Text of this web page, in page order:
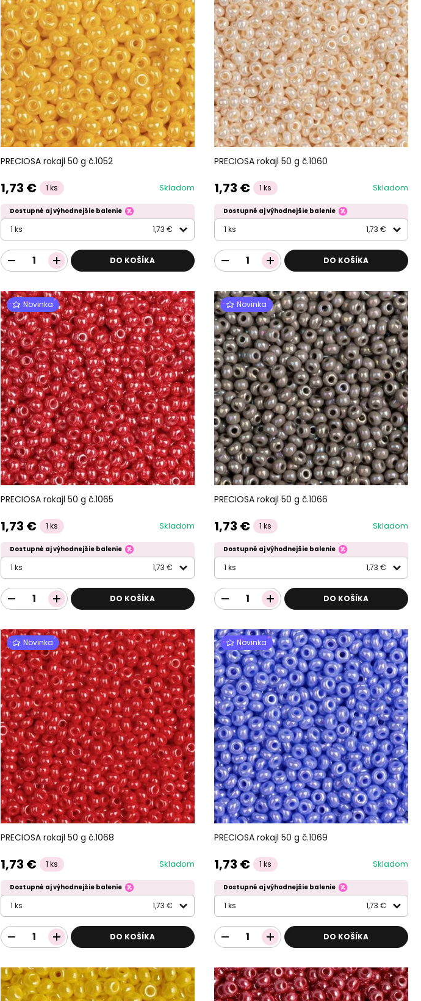
PRECIOSA rokajl 50 g č.1052
1,73 € 1 ks Skladom
Dostupné aj výhodnejšie balenie
1 ks 1,73 €
DO KOŠÍKA
PRECIOSA rokajl 50 g č.1060
1,73 € 1 ks Skladom
Dostupné aj výhodnejšie balenie
1 ks 1,73 €
DO KOŠÍKA
Novinka
PRECIOSA rokajl 50 g č.1065
1,73 € 1 ks Skladom
Dostupné aj výhodnejšie balenie
1 ks 1,73 €
DO KOŠÍKA
Novinka
PRECIOSA rokajl 50 g č.1066
1,73 € 1 ks Skladom
Dostupné aj výhodnejšie balenie
1 ks 1,73 €
DO KOŠÍKA
Novinka
PRECIOSA rokajl 50 g č.1068
1,73 € 1 ks Skladom
Dostupné aj výhodnejšie balenie
1 ks 1,73 €
DO KOŠÍKA
Novinka
PRECIOSA rokajl 50 g č.1069
1,73 € 1 ks Skladom
Dostupné aj výhodnejšie balenie
1 ks 1,73 €
DO KOŠÍKA